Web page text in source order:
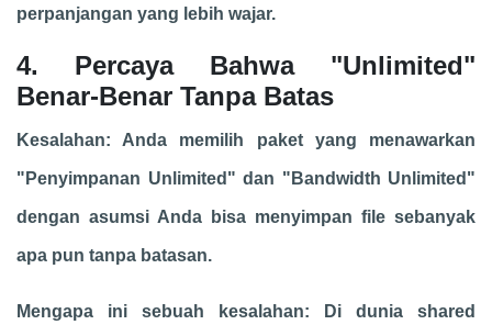
perpanjangan yang lebih wajar.
4. Percaya Bahwa "Unlimited"
Benar-Benar Tanpa Batas
Kesalahan: Anda memilih paket yang menawarkan
"Penyimpanan Unlimited" dan "Bandwidth Unlimited"
dengan asumsi Anda bisa menyimpan file sebanyak
apa pun tanpa batasan.
Mengapa ini sebuah kesalahan: Di dunia shared